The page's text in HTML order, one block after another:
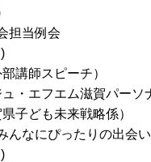
担当例会
講師スピーチ）
・エフエム滋賀パーソ
子ども未来戦略係）
んなにぴったりの出会